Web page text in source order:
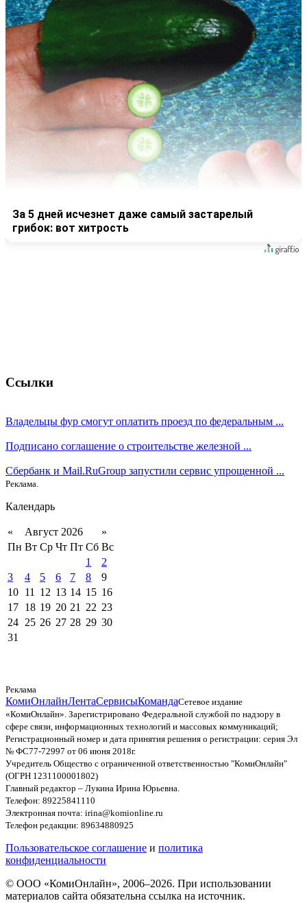
За 5 дней исчезнет даже самый застарелый
грибок: вот хитрость
Ссылки
Владельцы фур смогут оплатить проезд по федеральным ...
Подписано соглашение о строительстве железной ...
Сбербанк и Mail.RuGroup запустили сервис упрощенной ...
Реклама.
Календарь
« Август 2026
»
Пн Вт Ср Чт Пт Сб Вс
1
2
3
4 5 6 7 8
9
10 11 12 13 14 15 16
17 18 19 20 21 22 23
24 25 26 27 28 29 30
31
Реклама
КомиОнлайнЛентаСервисыКомандаСетевое издание
«КомиОнлайн». Зарегистрировано Федеральной службой по надзору в
сфере связи, информационных технологий и массовых коммуникаций;
Регистрационный номер и дата принятия решения о регистрации: серия Эл
№ ФС77-72997 от 06 июня 2018г.
Учредитель Общество с ограниченной ответственностью "КомиОнлайн"
(ОГРН 1231100001802)
Главный редактор – Лукина Ирина Юрьевна.
Телефон: 89225841110
Электронная почта: irina@komionline.ru
Телефон редакции: 89634880925
Пользовательское соглашение и политика
конфиденциальности
© ООО «КомиОнлайн», 2006–2026. При использовании
материалов сайта обязательна ссылка на источник.